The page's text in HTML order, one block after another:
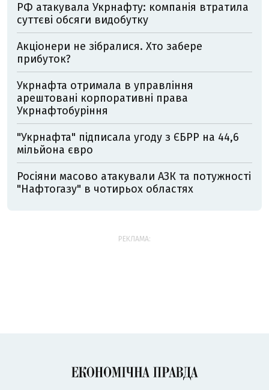
РФ атакувала Укрнафту: компанія втратила
суттєві обсяги видобутку
Акціонери не зібралися. Хто забере
прибуток?
Укрнафта отримала в управління
арештовані корпоративні права
Укрнафтобуріння
"Укрнафта" підписала угоду з ЄБРР на 44,6
мільйона євро
Росіяни масово атакували АЗК та потужності
"Нафтогазу" в чотирьох областях
РЕКЛАМА: